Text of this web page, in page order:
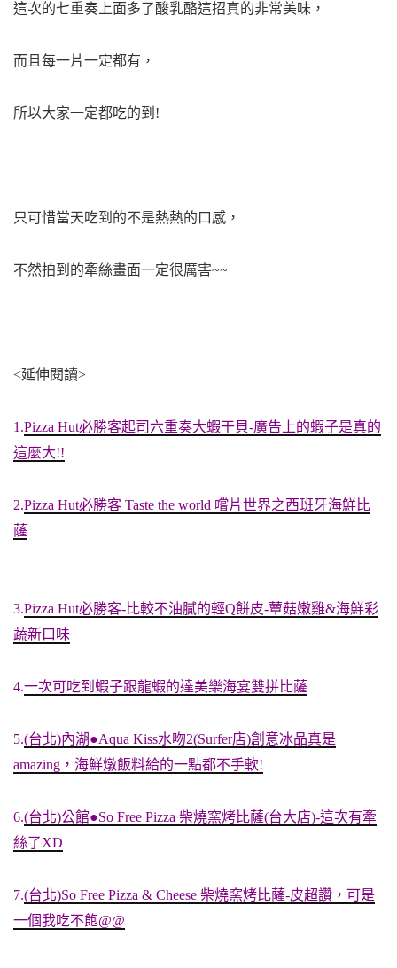
這次的七重奏上面多了酸乳酪這招真的非常美味，
而且每一片一定都有，
所以大家一定都吃的到!
只可惜當天吃到的不是熱熱的口感，
不然拍到的牽絲畫面一定很厲害~~
<延伸閱讀>
1.Pizza Hut必勝客起司六重奏大蝦干貝-廣告上的蝦子是真的
這麼大!!
2.Pizza Hut必勝客 Taste the world 嚐片世界之西班牙海鮮比
薩
3.Pizza Hut必勝客-比較不油膩的輕Q餅皮-蕈菇嫩雞&海鮮彩
蔬新口味
4.一次可吃到蝦子跟龍蝦的達美樂海宴雙拼比薩
5.(台北)內湖●Aqua Kiss水吻2(Surfer店)創意冰品真是
amazing，海鮮燉飯料給的一點都不手軟!
6.(台北)公館●So Free Pizza 柴燒窯烤比薩(台大店)-這次有牽
絲了XD
7.(台北)So Free Pizza & Cheese 柴燒窯烤比薩-皮超讚，可是
一個我吃不飽@@